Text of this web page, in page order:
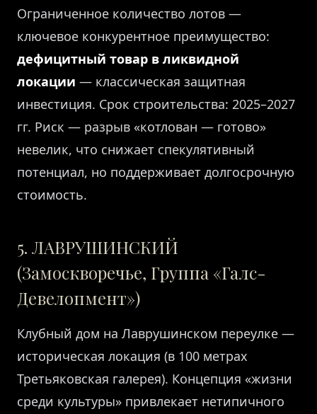
Ограниченное количество лотов —
ключевое конкурентное преимущество:
дефицитный товар в ликвидной
локации — классическая защитная
инвестиция. Срок строительства: 2025–2027
гг. Риск — разрыв «котлован — готово»
невелик, что снижает спекулятивный
потенциал, но поддерживает долгосрочную
стоимость.
5. ЛАВРУШИНСКИЙ
(Замоскворечье, Группа «Галс-
Девелопмент»)
Клубный дом на Лаврушинском переулке —
историческая локация (в 100 метрах
Третьяковская галерея). Концепция «жизни
среди культуры» привлекает нетипичного